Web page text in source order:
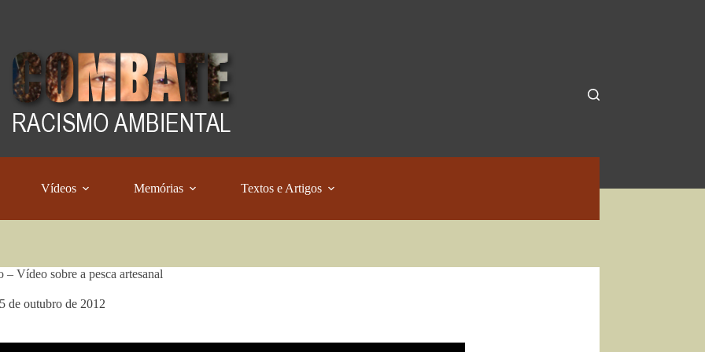
Vídeos Memórias Textos e Artigos
– Vídeo sobre a pesca artesanal
de outubro de 2012